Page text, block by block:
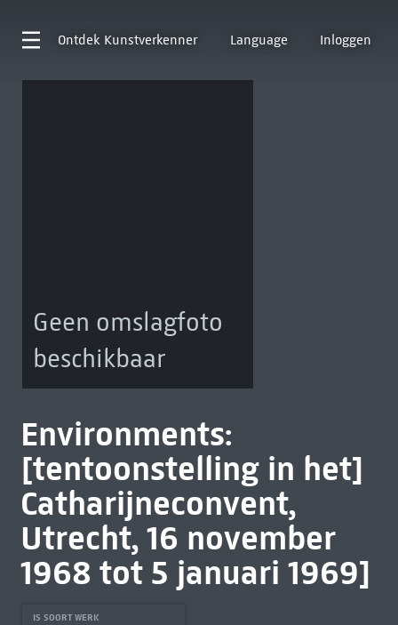
Ontdek Kunstverkenner Language Inloggen
Geen omslagfoto
beschikbaar
Environments:
[tentoonstelling in het]
Catharijneconvent,
Utrecht, 16 november
1968 tot 5 januari 1969]
IS SOORT WERK